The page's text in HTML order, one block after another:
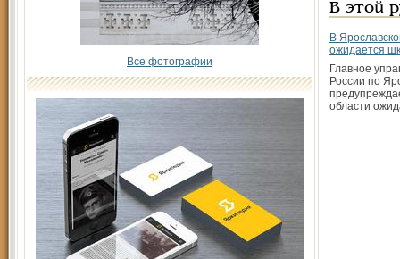
Все фотографии
В этой
В
ожидается
Главное
России по
области